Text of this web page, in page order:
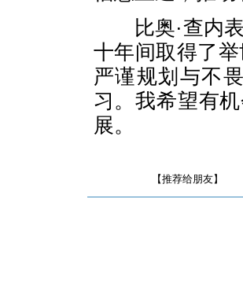
比奥·查内表
十年间取得了
严谨规划与不
习。我希望有
展。
【推荐给朋友】